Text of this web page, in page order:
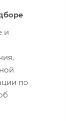
и
по